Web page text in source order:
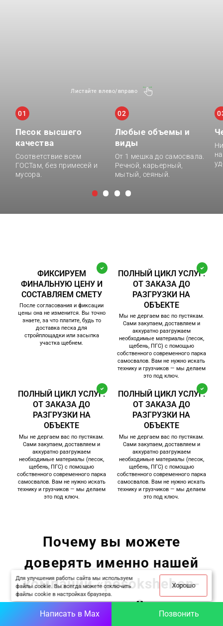
Листайте влево/вправо
01
Песок высшего
качества
Соответствие всем
ГОСТам, без примесей и
мусора.
02
Любые объемы и
виды
От 1 мешка до самосвала.
Речной, карьерный,
мытый, сеяный.
ФИКСИРУЕМ
ФИНАЛЬНУЮ ЦЕНУ И
СОСТАВЛЯЕМ СМЕТУ
После согласования и фиксации
цены она не изменится. Вы точно
знаете, за что платите, будь то
доставка песка для
стройплощадки или засыпка
участка щебнем.
ПОЛНЫЙ ЦИКЛ УСЛУГ:
ОТ ЗАКАЗА ДО
РАЗГРУЗКИ НА
ОБЪЕКТЕ
Мы не дергаем вас по пустякам.
Сами закупаем, доставляем и
аккуратно разгружаем
необходимые материалы (песок,
щебень, ПГС) с помощью
собственного современного парка
самосвалов. Вам не нужно искать
технику и грузчиков — мы делаем
это под ключ.
ПОЛНЫЙ ЦИКЛ УСЛУГ:
ОТ ЗАКАЗА ДО
РАЗГРУЗКИ НА
ОБЪЕКТЕ
Мы не дергаем вас по пустякам.
Сами закупаем, доставляем и
аккуратно разгружаем
необходимые материалы (песок,
щебень, ПГС) с помощью
собственного современного парка
самосвалов. Вам не нужно искать
технику и грузчиков — мы делаем
это под ключ.
ПОЛНЫЙ ЦИКЛ УСЛУГ:
ОТ ЗАКАЗА ДО
РАЗГРУЗКИ НА
ОБЪЕКТЕ
Мы не дергаем вас по пустякам.
Сами закупаем, доставляем и
аккуратно разгружаем
необходимые материалы (песок,
щебень, ПГС) с помощью
собственного современного парка
самосвалов. Вам не нужно искать
технику и грузчиков — мы делаем
это под ключ.
Почему вы можете
доверять именно нашей
компании «pesoksheben-
zven.ru»?
Для улучшения работы сайта мы используем
файлы cookie. Вы всегда можете отключить
файлы cookie в настройках браузера.
Хорошо
Написать в Max Позвонить